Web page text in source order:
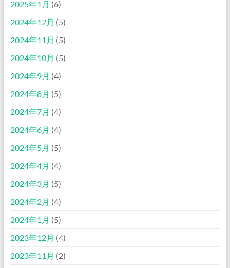
2025年1月 (6)
2024年12月 (5)
2024年11月 (5)
2024年10月 (5)
2024年9月 (4)
2024年8月 (5)
2024年7月 (4)
2024年6月 (4)
2024年5月 (5)
2024年4月 (4)
2024年3月 (5)
2024年2月 (4)
2024年1月 (5)
2023年12月 (4)
2023年11月 (2)